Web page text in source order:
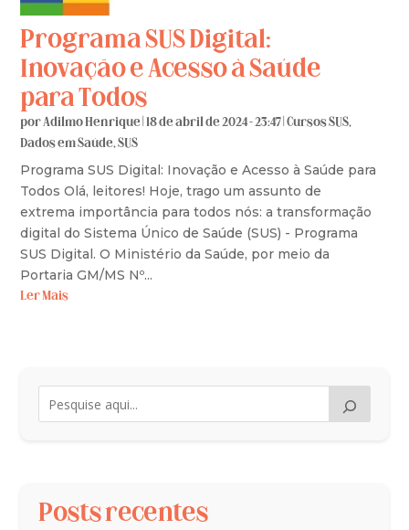
Programa SUS Digital:
Inovação e Acesso à Saúde
para Todos
porAdilmo Henrique| 18 de abril de 2024 - 23:47|Cursos SUS,
Dados em Saúde,SUS
Programa SUS Digital: Inovação e Acesso à Saúde para
Todos Olá, leitores! Hoje, trago um assunto de
extrema importância para todos nós: a transformação
digital do Sistema Único de Saúde (SUS) - Programa
SUS Digital. O Ministério da Saúde, por meio da
Portaria GM/MS Nº...
Ler Mais
Posts recentes